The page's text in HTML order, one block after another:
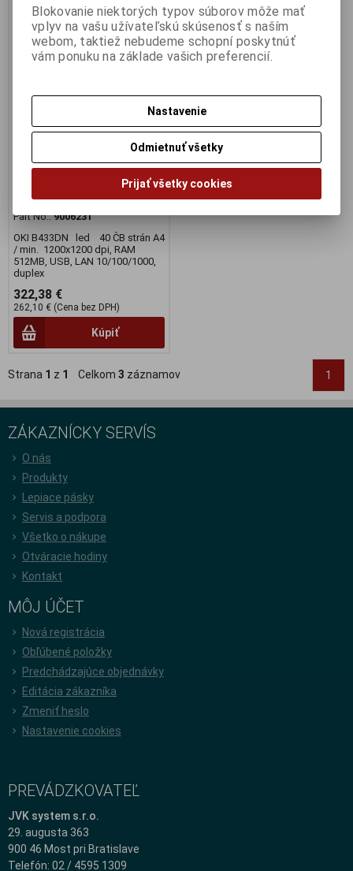
EAN:5031713074359
Part No.:9006231
OKI B433DN led 40 ČB strán A4
/ min. 1200x1200 dpi, RAM
512MB, USB, LAN 10/100/1000,
duplex
322,38 €
262,10 € (Cena bez DPH)
Kúpiť
Strana 1 z 1 Celkom 3 záznamov 1
ZÁKAZNÍCKY SERVÍS
O nás
Produkty
Lepiace pásky
Servis a podpora
Všetko o nákupe
Otváracie hodiny
Kontakt
MÔJ ÚČET
Nová registrácia
Obľúbené položky
Predchádzajúce objednávky
Editácia zákazníka
Zmeniť heslo
Nastavenie cookies
PREVÁDZKOVATEĽ
JVK system s.r.o.
29. augusta 363
900 46 Most pri Bratislave
Telefón: 02 / 4595 1309
Blokovanie niektorých typov súborov môže mať
vplyv na vašu užívateľskú skúsenosť s naším
webom, taktiež nebudeme schopní poskytnúť
vám ponuku na základe vašich preferencií.
Nastavenie
Odmietnuť všetky
Prijať všetky cookies